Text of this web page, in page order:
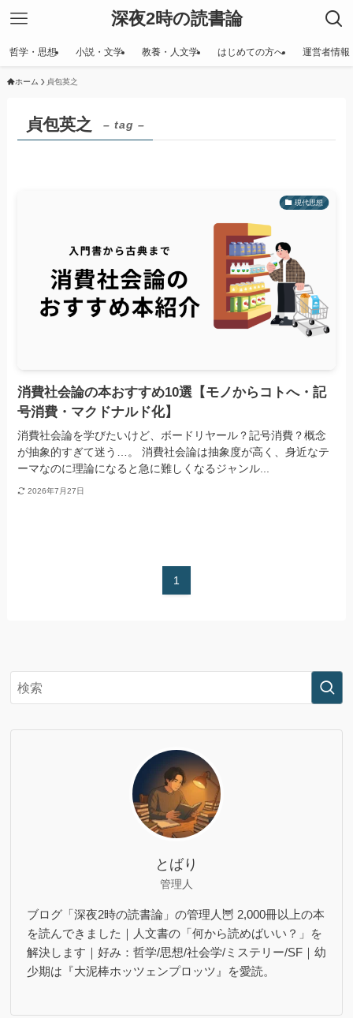
深夜2時の読書論
哲学・思想 小説・文学 教養・人文学 はじめての方へ 運営者情報
ホーム 貞包英之
貞包英之 – tag –
現代思想
消費社会論の本おすすめ10選【モノからコトへ・記
号消費・マクドナルド化】
消費社会論を学びたいけど、ボードリヤール？記号消費？概念
が抽象的すぎて迷う…。 消費社会論は抽象度が高く、身近なテ
ーマなのに理論になると急に難しくなるジャンル...
2026年7月27日
1
とばり
管理人
ブログ「深夜2時の読書論」の管理人🦉 2,000冊以上の本
を読んできました｜人文書の「何から読めばいい？」を
解決します｜好み：哲学/思想/社会学/ミステリー/SF｜幼
少期は『大泥棒ホッツェンプロッツ』を愛読。